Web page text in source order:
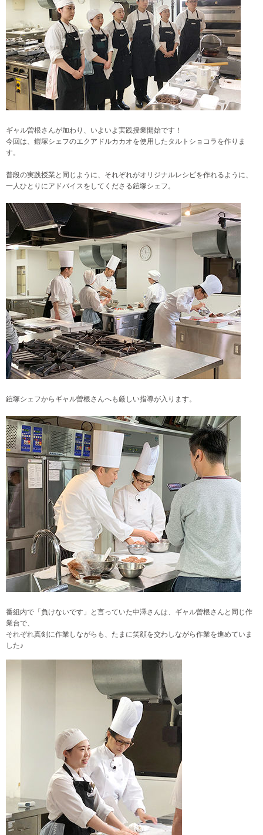
ギャル曽根さんが加わり、いよいよ実践授業開始です！
今回は、鎧塚シェフのエクアドルカカオを使用したタルトショコラを作り ま
す。
普段の実践授業と同じように、それぞれがオリジナルレシピを作れるように、
一人ひとりにアドバイスをしてくださる鎧塚シェフ。
鎧塚シェフからギャル曽根さんへも厳しい指導が入ります。
番組内で「負けないです」と言っていた中澤さんは、ギャル曽根さんと同じ作
業台で、
それぞれ真剣に作業しながらも、 たまに笑顔を交わしながら作業を進めていま
した♪